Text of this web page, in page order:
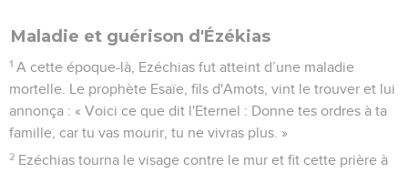
Maladie et guérison d'Ézékias
1 A cette époque-là, Ezéchias fut atteint d’une maladie
mortelle. Le prophète Esaïe, fils d'Amots, vint le trouver et lui
annonça : « Voici ce que dit l'Eternel : Donne tes ordres à ta
famille, car tu vas mourir, tu ne vivras plus. »
2 Ezéchias tourna le visage contre le mur et fit cette prière à